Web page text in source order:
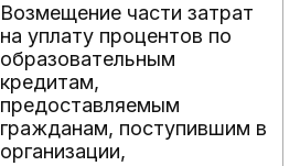
Возмещение части затрат
на уплату процентов по
образовательным
кредитам,
предоставляемым
гражданам, поступившим в
организации,